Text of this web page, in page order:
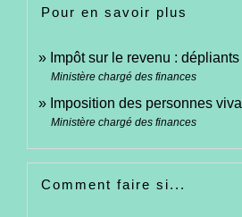
Pour en savoir plus
Impôt sur le revenu :
Ministère chargé des finances
Imposition des personnes
Ministère chargé des finances
Comment faire si...